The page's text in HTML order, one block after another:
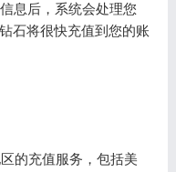
息后，系统会处理您
石将很快充值到您的账
的充值服务，包括美